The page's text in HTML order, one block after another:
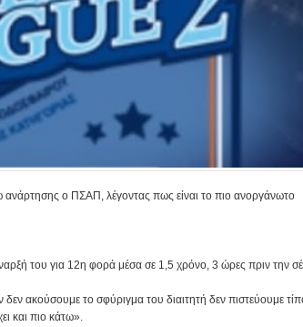
ο ΠΣΑΠ, λέγοντας πως είναι το πιο ανοργάνωτο
του για 12η φορά μέσα σε 1,5 χρόνο, 3 ώρες πριν την
ακούσουμε το σφύριγμα του διαιτητή δεν πιστεύουμε
και πιο κάτω».